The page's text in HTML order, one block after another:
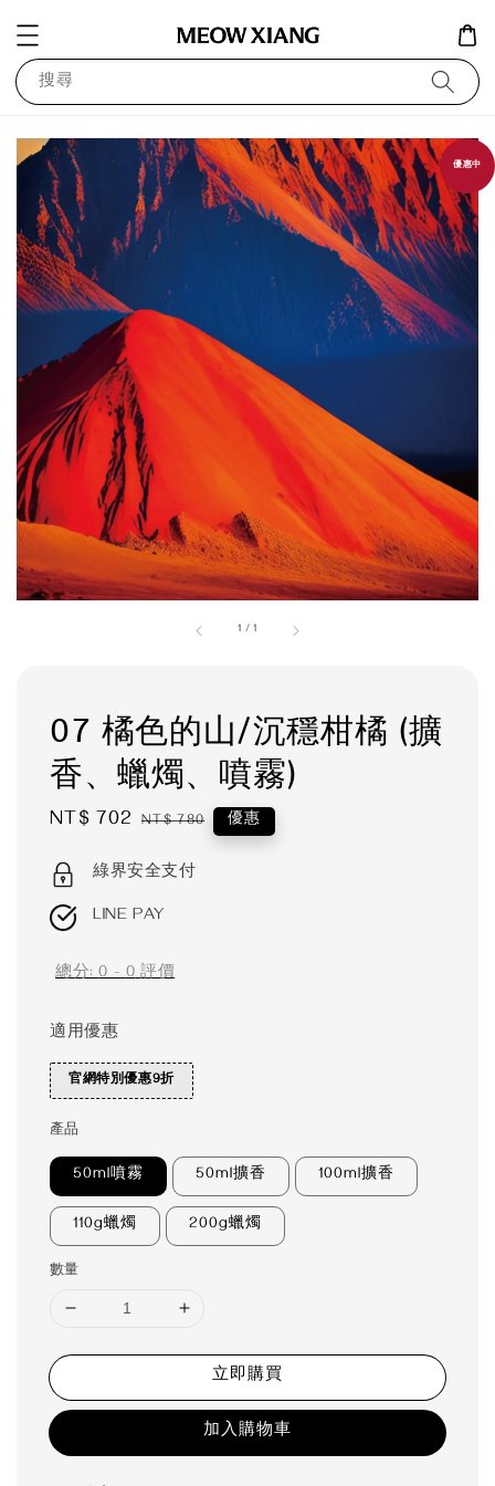
搜尋
1 /1
優惠中
07 橘色的山/沉穩柑橘 (擴
香、蠟燭、噴霧)
Sale
NT$ 702 Regular
NT$ 780 優惠
綠界安全支付
LINE PAY
總分:0-0評價
適用優惠
官網特別優惠9折
產品
50ml噴霧 50ml擴香 100ml擴香
110g蠟燭 200g蠟燭
數量
立即購買
加入購物車